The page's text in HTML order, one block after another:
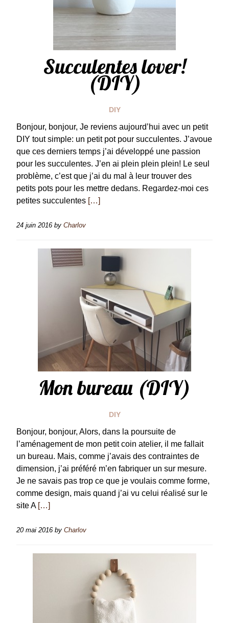
Succulentes lover!
(DIY)
DIY
Bonjour, bonjour, Je reviens aujourd’hui avec un petit
DIY tout simple: un petit pot pour succulentes. J’avoue
que ces derniers temps j’ai développé une passion
pour les succulentes. J’en ai plein plein plein! Le seul
problème, c’est que j’ai du mal à leur trouver des
petits pots pour les mettre dedans. Regardez-moi ces
petites succulentes […]
24 juin 2016 by Charlov
Mon bureau (DIY)
DIY
Bonjour, bonjour, Alors, dans la poursuite de
l’aménagement de mon petit coin atelier, il me fallait
un bureau. Mais, comme j’avais des contraintes de
dimension, j’ai préféré m’en fabriquer un sur mesure.
Je ne savais pas trop ce que je voulais comme forme,
comme design, mais quand j’ai vu celui réalisé sur le
site A […]
20 mai 2016 by Charlov